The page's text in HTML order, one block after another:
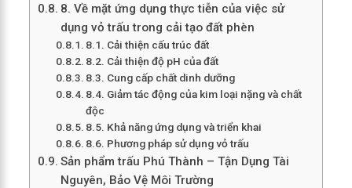
8. Về mặt ứng dụng thực tiễn của việc sử
dụng vỏ trấu trong cải tạo đất phèn
8.1. Cải thiện cấu trúc đất
8.2. Cải thiện độ pH của đất
8.3. Cung cấp chất dinh dưỡng
8.4. Giảm tác động của kim loại nặng và chất
độc
8.5. Khả năng ứng dụng và triển khai
8.6. Phương pháp sử dụng vỏ trấu
Sản phẩm trấu Phú Thành – Tận Dụng Tài
Nguyên, Bảo Vệ Môi Trường